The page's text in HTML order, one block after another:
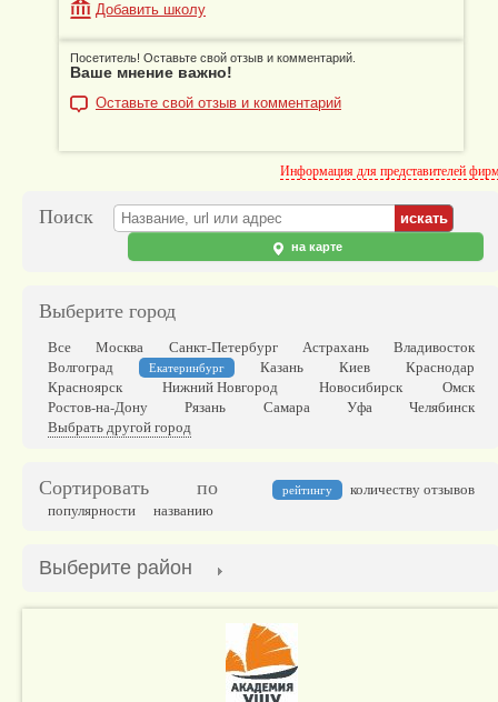
Добавить школу
Посетитель! Оставьте свой отзыв и комментарий.
Ваше мнение важно!
Оставьте свой отзыв и комментарий
Информация для представителей
Поиск
на карте
Выберите город
Все Москва Санкт-Петербург Астрахань
Владивосток
Волгоград
Екатеринбург Казань Киев
Краснодар
Красноярск
Нижний Новгород Новосибирск
Омск
Ростов-на-Дону
Рязань Самара Уфа
Челябинск
Выбрать другой город
Сортировать по рейтингу
количеству отзывов
популярности
названию
Выберите район